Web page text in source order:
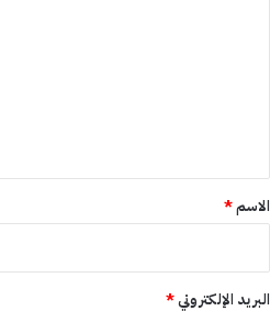
*
الاسم*
البريد الإلكتروني*